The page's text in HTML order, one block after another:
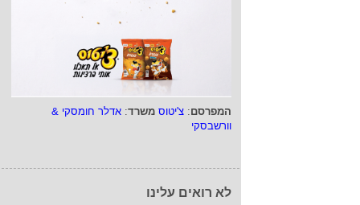
המפרסם: צ'יטוס משרד: אדלר חומסקי &
וורשבסקי
לא רואים עלינו